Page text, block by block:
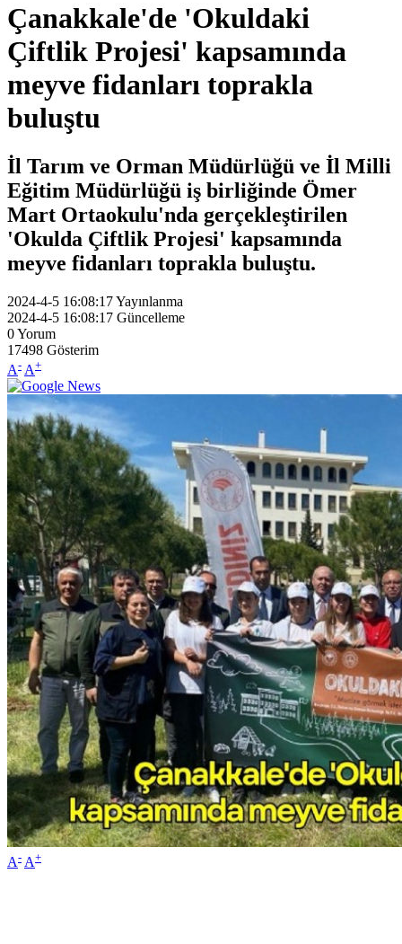
Çanakkale'de 'Okuldaki
Çiftlik Projesi' kapsamında
meyve fidanları toprakla
buluştu
İl Tarım ve Orman Müdürlüğü ve İl Milli
Eğitim Müdürlüğü iş birliğinde Ömer
Mart Ortaokulu'nda gerçekleştirilen
'Okulda Çiftlik Projesi' kapsamında
meyve fidanları toprakla buluştu.
2024-4-5 16:08:17Yayınlanma
2024-4-5 16:08:17 Güncelleme
0Yorum
17498 Gösterim
A- A+
A- A+